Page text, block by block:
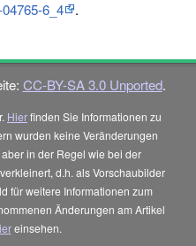
6_4 .
CC-BY-SA 3.0 Unported.
Hierfinden Sie Informationen zu
wurden keine Veränderungen
in der Regel wie bei der
d.h. als Vorschaubilder
für weitere Informationen zum
Änderungen am Artikel
einsehen.